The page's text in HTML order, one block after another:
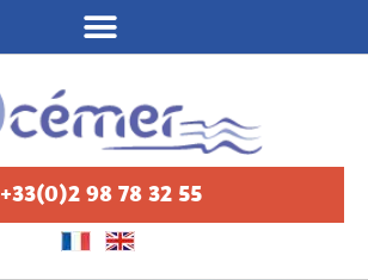
+33(0)2 98 78 32 55